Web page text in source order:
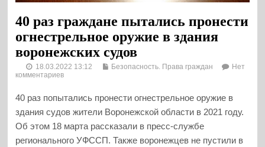
40 раз граждане пытались пронести
огнестрельное оружие в здания
воронежских судов
18.03.2022 13:12 Безопасность. Права граждан
Нет
комментариев
40 раз попытались пронести огнестрельное оружие в
здания судов жители Воронежской области в 2021 году.
Об этом 18 марта рассказали в пресс-службе
регионального УФССП. Также воронежцев не пустили в